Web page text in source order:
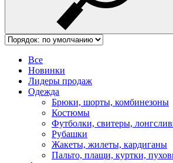
Все
Новинки
Лидеры продаж
Одежда
Брюки, шорты, комбинезоны
Костюмы
Футболки, свитеры,
Рубашки
Жакеты, жилеты, кардиганы
Пальто, плащи, куртки,